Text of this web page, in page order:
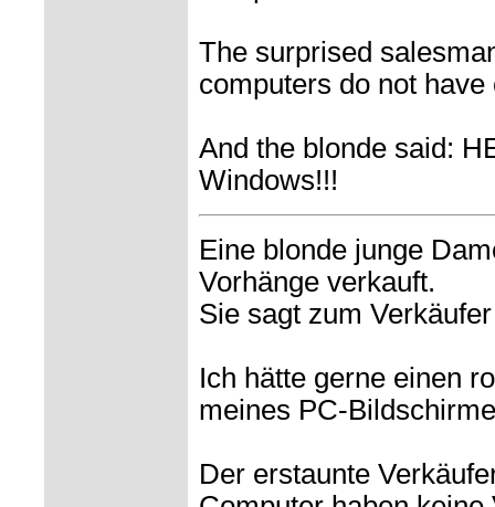
The surprised
computers do not have
And the blonde said:
Windows!!!
Eine blonde junge
Vorhänge verkauft.
Sie sagt zum
Ich hätte gerne einen
meines PC-
Der erstaunte